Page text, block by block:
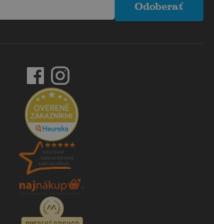
Odoberať